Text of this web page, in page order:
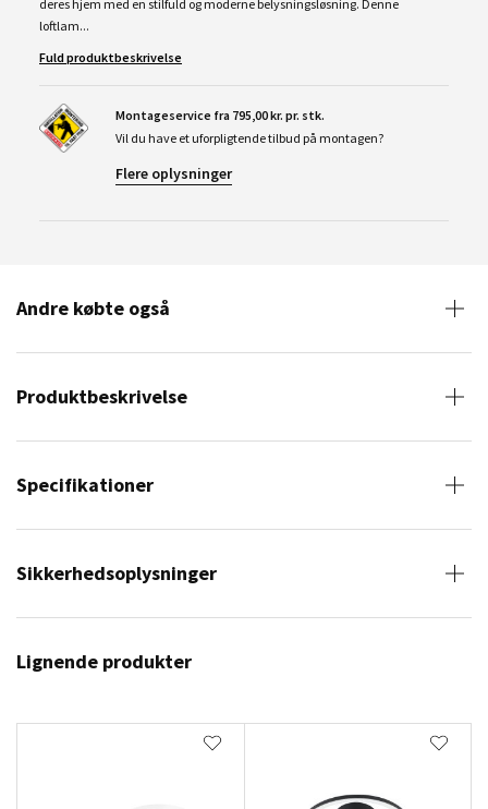
deres hjem med en stilfuld og moderne belysningsløsning. Denne
loftlam...
Fuld produktbeskrivelse
Montageservice fra 795,00 kr. pr. stk.
Vil du have et uforpligtende tilbud på montagen?
Flere oplysninger
Andre købte også
Produktbeskrivelse
Specifikationer
Sikkerhedsoplysninger
Lignende produkter